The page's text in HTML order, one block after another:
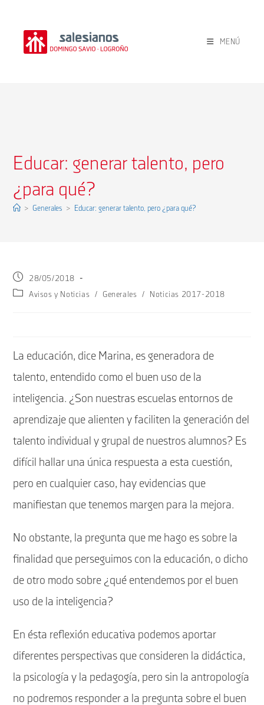
contenido
MENÚ
Educar: generar talento, pero
¿para qué?
> Generales > Educar: generar talento, pero ¿para qué?
Publicación
de
la
28/05/2018
CategoríaAvisos y Noticias / Generales / Noticias 2017-2018
La educación, dice Marina, es generadora de
talento, entendido como el buen uso de la
inteligencia. ¿Son nuestras escuelas entornos de
aprendizaje que alienten y faciliten la generación del
talento individual y grupal de nuestros alumnos? Es
difícil hallar una única respuesta a esta cuestión,
pero en cualquier caso, hay evidencias que
manifiestan que tenemos margen para la mejora.
No obstante, la pregunta que me hago es sobre la
finalidad que perseguimos con la educación, o dicho
de otro modo sobre ¿qué entendemos por el buen
uso de la inteligencia?
En ésta reflexión educativa podemos aportar
diferentes perspectivas que consideren la didáctica,
la psicología y la pedagogía, pero sin la antropología
no podremos responder a la pregunta sobre el buen